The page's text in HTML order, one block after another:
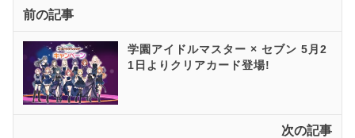
前の記事
学園アイドルマスター × セブン 5月2
1日よりクリアカード登場!
次の記事